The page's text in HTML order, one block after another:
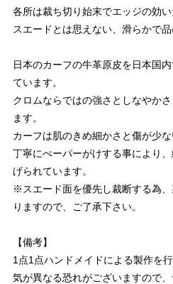
各所は裁ち切り始末でエッジの効い
スエードとは思えない、滑らかで品
日本のカーフの牛革原皮を日本国
ています。
クロムならではの強さとしなやか
ます。
カーフは肌のきめ細かさと傷が少
丁寧にぺーパーがけする事により
げられています。
※スエード面を優先し裁断する為
りますので、ご了承下さい。
【備考】
1点1点ハンドメイドによる製作を
気が異なる恐れがございますので、